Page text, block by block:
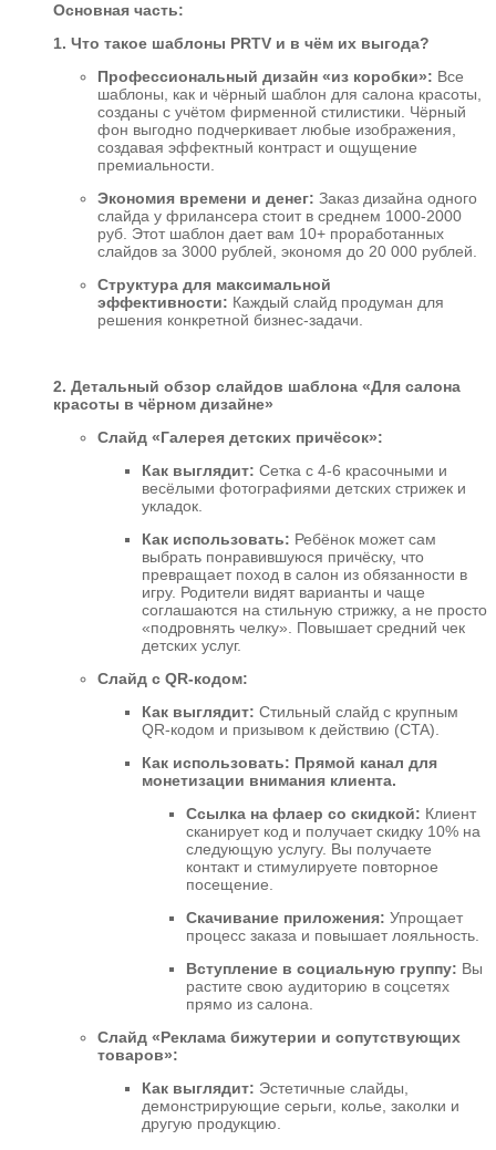
Основная часть:
1. Что такое шаблоны PRTV и в чём их выгода?
Профессиональный дизайн «из коробки»: Все
шаблоны, как и чёрный шаблон для салона красоты,
созданы с учётом фирменной стилистики. Чёрный
фон выгодно подчеркивает любые изображения,
создавая эффектный контраст и ощущение
премиальности.
Экономия времени и денег: Заказ дизайна одного
слайда у фрилансера стоит в среднем 1000-2000
руб. Этот шаблон дает вам 10+ проработанных
слайдов за 3000 рублей, экономя до 20 000 рублей.
Структура для максимальной
эффективности: Каждый слайд продуман для
решения конкретной бизнес-задачи.
2. Детальный обзор слайдов шаблона «Для салона
красоты в чёрном дизайне»
Слайд «Галерея детских причёсок»:
Как выглядит: Сетка с 4-6 красочными и
весёлыми фотографиями детских стрижек и
укладок.
Как использовать: Ребёнок может сам
выбрать понравившуюся причёску, что
превращает поход в салон из обязанности в
игру. Родители видят варианты и чаще
соглашаются на стильную стрижку, а не просто
«подровнять челку». Повышает средний чек
детских услуг.
Слайд с QR-кодом:
Как выглядит: Стильный слайд с крупным
QR-кодом и призывом к действию (CTA).
Как использовать: Прямой канал для
монетизации внимания клиента.
Ссылка на флаер со скидкой: Клиент
сканирует код и получает скидку 10% на
следующую услугу. Вы получаете
контакт и стимулируете повторное
посещение.
Скачивание приложения: Упрощает
процесс заказа и повышает лояльность.
Вступление в социальную группу: Вы
растите свою аудиторию в соцсетях
прямо из салона.
Слайд «Реклама бижутерии и сопутствующих
товаров»:
Как выглядит: Эстетичные слайды,
демонстрирующие серьги, колье, заколки и
другую продукцию.